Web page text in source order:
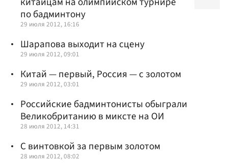
по бадминтону
29 июля 2012, 16:16
Шарапова выходит на сцену
29 июля 2012, 09:01
Китай — первый, Россия — с золотом
29 июля 2012, 03:01
Российские бадминтонисты обыграли
Великобританию в миксте на ОИ
28 июля 2012, 14:31
С винтовкой за первым золотом
28 июля 2012, 08:02